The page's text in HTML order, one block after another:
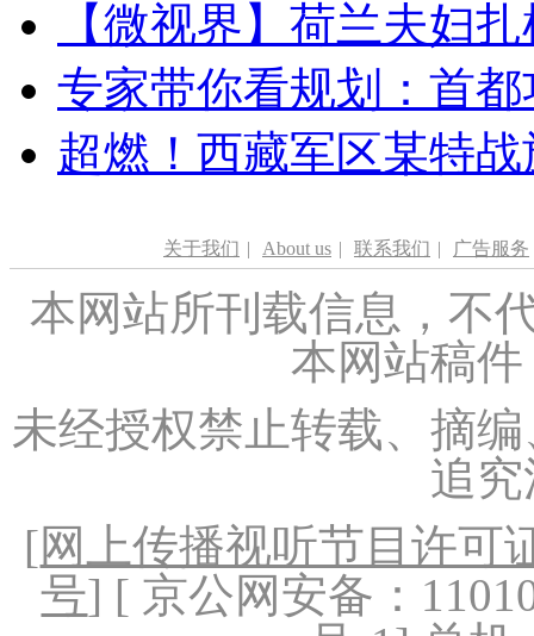
【微视界】荷兰夫妇
专家带你看规划：首
超燃！西藏军区某特
关于我们 | About us | 联系我们 | 广告服务
本网站所刊载信息，不
本网站稿
未经授权禁止转载、摘
追
[网上传播视听节目许可
号] [ 京公网安备：